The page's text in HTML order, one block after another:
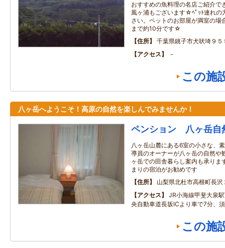
おすすめの魚料理の名店ご紹介で
風ヶ浦もございます☆ﾍﾟｯﾄ連れの
さい。ペットのお部屋が満室の場
まで約10分です☆
住所
千葉県銚子市犬吠埼９５
アクセス
－
この施
八ヶ岳へようこそ！高原の自然を楽しんでみませんか！
ペンション 八ヶ岳自
八ヶ岳山麓にある6室の小さな、
導員のオーナーが八ヶ岳の自然や
ヶ岳での田舎暮らし案内も承りま
まりの宿泊がお勧めです
住所
山梨県北杜市高根町長
アクセス
JR小海線甲斐大泉
央自動車道長坂ICより車で7分、
この施